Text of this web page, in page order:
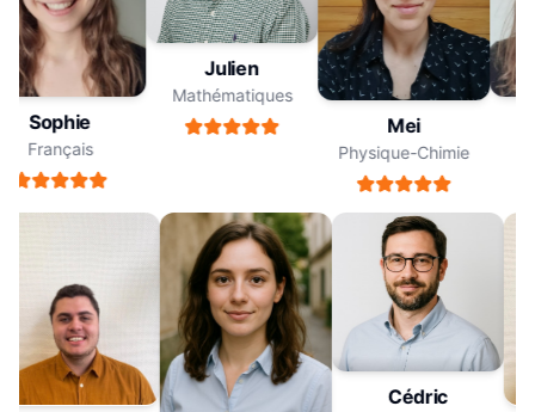
Sophie
Français
Julien
Mathématiques
Mei
Physique-Chimie
Cédric